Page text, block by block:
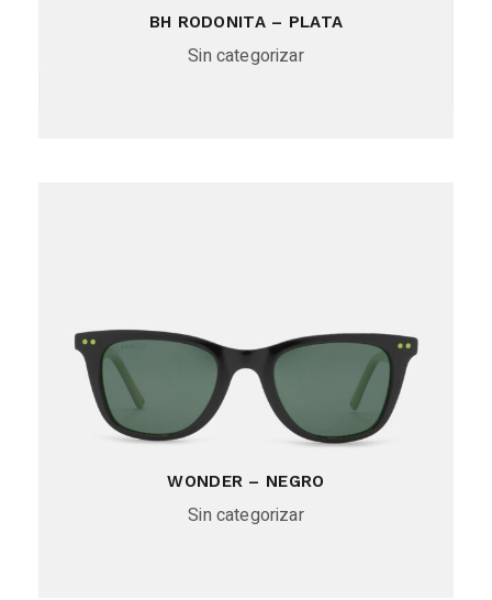
BH RODONITA – PLATA
Sin categorizar
WONDER – NEGRO
Sin categorizar